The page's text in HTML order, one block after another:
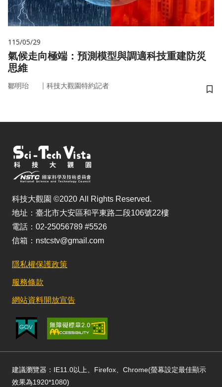
115/05/29
氣候走向極端：預測模型與調適科技重建防災
思維
鄒明珆 ｜ 科技大觀園特約記者
儲
科技大觀園 ©2020 All Rights Reserved.
地址：臺北市大安區和平東路二段106號22樓
電話：02-25056789 #5526
信箱：nstcstv@gmail.com
隱私權保護政策
服務條款
網站資料開放宣告
建議瀏覽器：IE11.0以上、Firefox、Chrome(螢幕設定最佳顯示
效果為1920*1080)